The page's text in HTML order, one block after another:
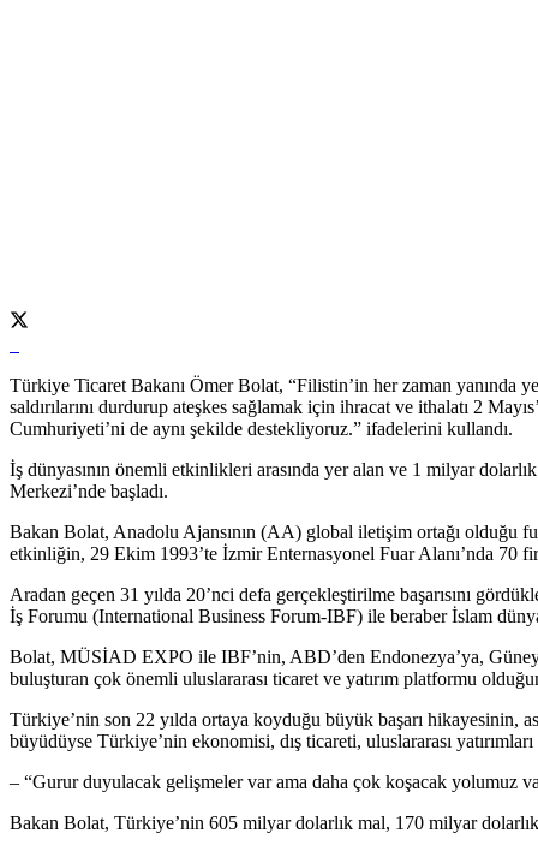
Türkiye Ticaret Bakanı Ömer Bolat, “Filistin’in her zaman yanında
saldırılarını durdurup ateşkes sağlamak için ihracat ve ithalatı 2
Cumhuriyeti’ni de aynı şekilde destekliyoruz.” ifadelerini kullandı.
İş dünyasının önemli etkinlikleri arasında yer alan ve 1 milyar
Merkezi’nde başladı.
Bakan Bolat, Anadolu Ajansının (AA) global iletişim ortağı olduğu
etkinliğin, 29 Ekim 1993’te İzmir Enternasyonel Fuar Alanı’nda 70
Aradan geçen 31 yılda 20’nci defa gerçekleştirilme başarısını
İş Forumu (International Business Forum-IBF) ile beraber İslam
Bolat, MÜSİAD EXPO ile IBF’nin, ABD’den Endonezya’ya, Güney
buluşturan çok önemli uluslararası ticaret ve yatırım platformu
Türkiye’nin son 22 yılda ortaya koyduğu büyük başarı
büyüdüyse Türkiye’nin ekonomisi, dış ticareti, uluslararası
– “Gurur duyulacak gelişmeler var ama daha çok koşacak yolumuz
Bakan Bolat, Türkiye’nin 605 milyar dolarlık mal, 170 milyar